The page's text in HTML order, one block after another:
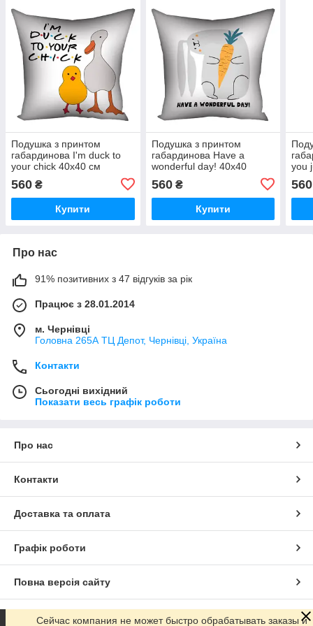
Подушка з принтом
габардинова I'm duck to
your chick 40x40 см
560 ₴
Купити
Подушка з принтом
габардинова Have a
wonderful day! 40x40
560₴
Купити
you
560
Про нас
91% позитивних з 47 відгуків за рік
Працює з 28.01.2014
м. Чернівці
Головна 265А ТЦ Депот, Чернівці, Україна
Контакти
Сьогодні вихідний
Показати весь графік роботи
Про нас
Контакти
Доставка та оплата
Графік роботи
Повна версія сайту
Сайт створено на маркетплейсі Prom.ua
Сейчас компания не может быстро обрабатывать заказы и